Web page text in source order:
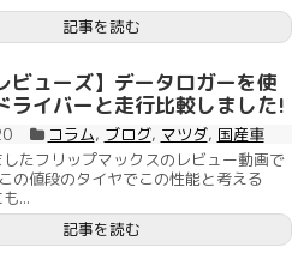
記事を読む
ビューズ】データロガーを使
ライバーと走行比較しました!
コラム, ブログ, マツダ, 国産車
たフリップマックスのレビュー動画で
の値段のタイヤでこの性能と考える
...
記事を読む